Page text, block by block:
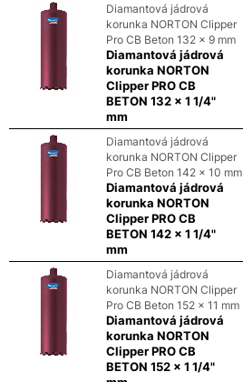
Diamantová jádrová
korunka NORTON Clipper
Pro CB Beton 132 x 9 mm
Diamantová jádrová
korunka NORTON
Clipper PRO CB
BETON 132 x 1 1/4"
mm
Diamantová jádrová
korunka NORTON Clipper
Pro CB Beton 142 x 10 mm
Diamantová jádrová
korunka NORTON
Clipper PRO CB
BETON 142 x 1 1/4"
mm
Diamantová jádrová
korunka NORTON Clipper
Pro CB Beton 152 x 11 mm
Diamantová jádrová
korunka NORTON
Clipper PRO CB
BETON 152 x 1 1/4"